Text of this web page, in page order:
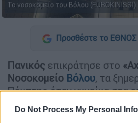
Do Not Process My Personal
Το νοσοκομείο του Βόλου (EUROKINISSI)
Προσθέστε το ΕΘΝΟΣ
Πανικός επικράτησε στο
Νοσοκομείο Βόλου, τα
Πέμπτης όταν γυναίκα στα
επιτέθηκε με ψαλίδι σε
ασθενείς.